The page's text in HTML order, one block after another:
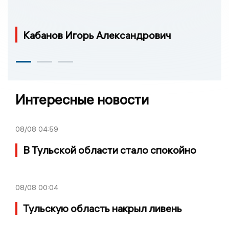
Кабанов Игорь Александрович
Интересные новости
08/08 04:59
В Тульской области стало спокойно
08/08 00:04
Тульскую область накрыл ливень